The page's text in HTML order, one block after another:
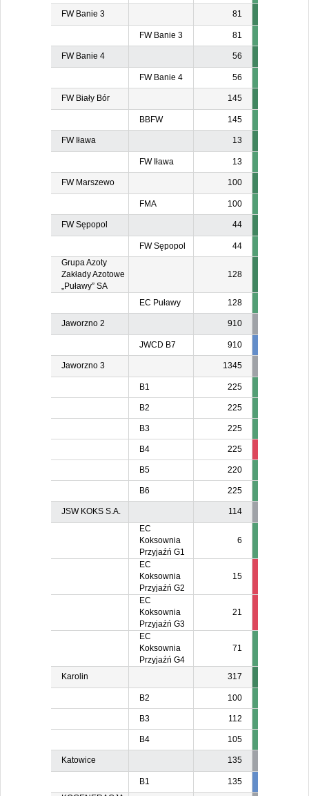
FW Banie 3 81
FW Banie 3 81
FW Banie 4 56
FW Banie 4 56
FW Biały Bór 145
BBFW 145
FW Iława 13
FW Iława 13
FW Marszewo 100
FMA 100
FW Sępopol 44
FW Sępopol
44
Grupa Azoty
Zakłady Azotowe
„Puławy” SA
128
EC Puławy 128
Jaworzno 2 910
JWCD B7 910
Jaworzno 3 1345
B1 225
B2 225
B3 225
B4 225
B5 220
B6 225
JSW KOKS S.A.
114
EC
Koksownia
Przyjaźń G1
6
EC
Koksownia
Przyjaźń G2
15
EC
Koksownia
Przyjaźń G3
21
EC
Koksownia
Przyjaźń G4
71
Karolin 317
B2 100
B3 112
B4 105
Katowice 135
B1 135